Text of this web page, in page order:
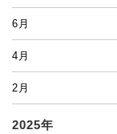
6月
4月
2月
2025年